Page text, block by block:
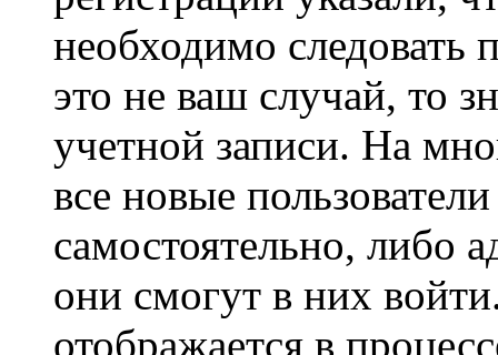
необходимо
это не ваш случай, то
учетной записи. На
все новые
самостоятельно, либо
они смогут в них
отображается в